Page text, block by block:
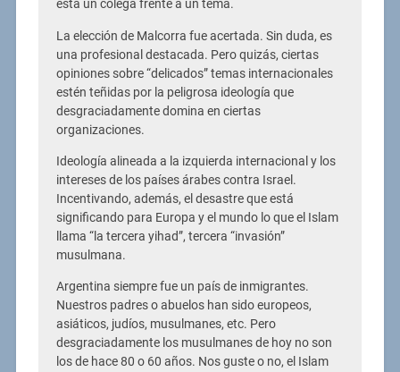
está un colega frente a un tema.
La elección de Malcorra fue acertada. Sin duda, es
una profesional destacada. Pero quizás, ciertas
opiniones sobre “delicados” temas internacionales
estén teñidas por la peligrosa ideología que
desgraciadamente domina en ciertas
organizaciones.
Ideología alineada a la izquierda internacional y los
intereses de los países árabes contra Israel.
Incentivando, además, el desastre que está
significando para Europa y el mundo lo que el Islam
llama “la tercera yihad”, tercera “invasión”
musulmana.
Argentina siempre fue un país de inmigrantes.
Nuestros padres o abuelos han sido europeos,
asiáticos, judíos, musulmanes, etc. Pero
desgraciadamente los musulmanes de hoy no son
los de hace 80 o 60 años. Nos guste o no, el Islam